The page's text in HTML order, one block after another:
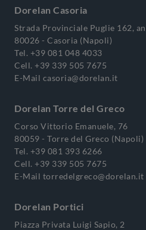
Dorelan Casoria
Strada Provinciale Puglie 162,
80026 - Casoria (Napoli)
Tel. +39 081 048 4033
Cell. +39 339 505 7675
E-Mail casoria@dorelan.it
Dorelan Torre del Greco
Corso Vittorio Emanuele, 76
80059 - Torre del Greco (Napoli)
Tel. +39 081 393 6266
Cell. +39 339 505 7675
E-Mail torredelgreco@dorelan.it
Dorelan Portici
Piazza Privata Luigi Sapio, 2